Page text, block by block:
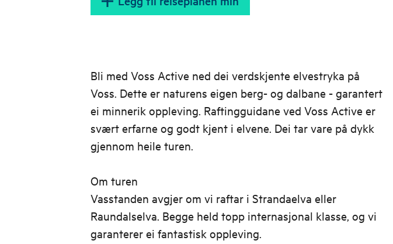
Bli med Voss Active ned dei verdskjente elvestryka på
Voss. Dette er naturens eigen berg- og dalbane - garantert
ei minnerik oppleving. Raftingguidane ved Voss Active er
svært erfarne og godt kjent i elvene. Dei tar vare på dykk
gjennom heile turen.
Om turen
Vasstanden avgjer om vi raftar i Strandaelva eller
Raundalselva. Begge held topp internasjonal klasse, og vi
garanterer ei fantastisk oppleving.